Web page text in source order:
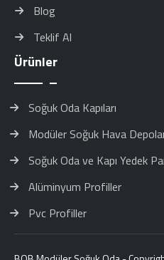
Blog
Teklif Al
Ürünler
Soğuk Oda Kapıları
Modüler Soğuk Hava
Soğuk Oda ve Kapı Yedek
Alüminyum Profiller
Pvc Profiller